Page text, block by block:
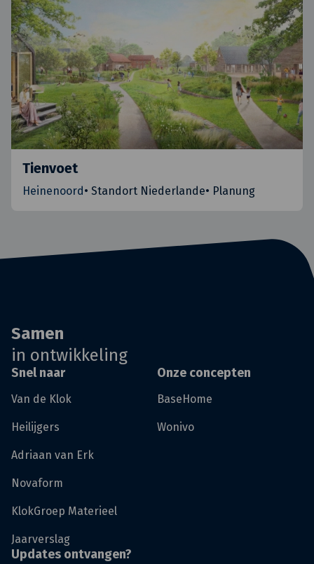
Tienvoet
Heinenoord • Standort Niederlande• Planung
Samen
in ontwikkeling
Snel naar
Van de Klok
Heilijgers
Adriaan van Erk
Novaform
KlokGroep Materieel
Jaarverslag
Onze concepten
BaseHome
Wonivo
Updates ontvangen?